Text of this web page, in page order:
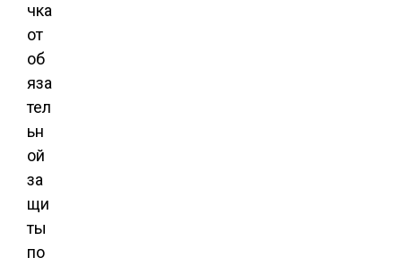
чка
от
об
яза
тел
ьн
ой
за
щи
ты
по